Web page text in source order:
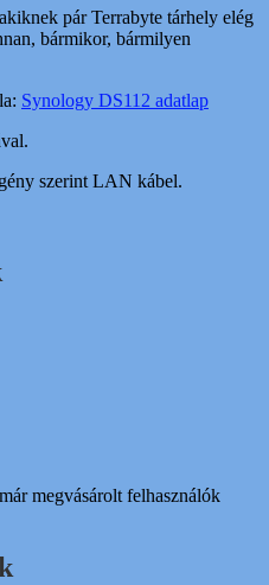
pár Terrabyte tárhely elég
bármikor, bármilyen
Synology DS112 adatlap
szerint LAN kábel.
megvásárolt felhasználók